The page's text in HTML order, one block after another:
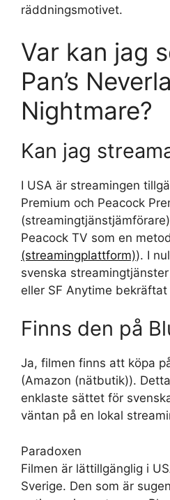
räddningsmotivet.
Var kan jag
Pan’s
Nightmare?
Kan jag
I USA är streamingen
Premium och Peacock
Peacock TV som en
(streamingplattform)). I
svenska
eller SF Anytime
Finns den på
Ja, filmen finns att köpa
(Amazon (nätbutik)).
enklaste sättet för
väntan på en lokal
Paradoxen
Filmen är lättillgänglig i
Sverige. Den som är